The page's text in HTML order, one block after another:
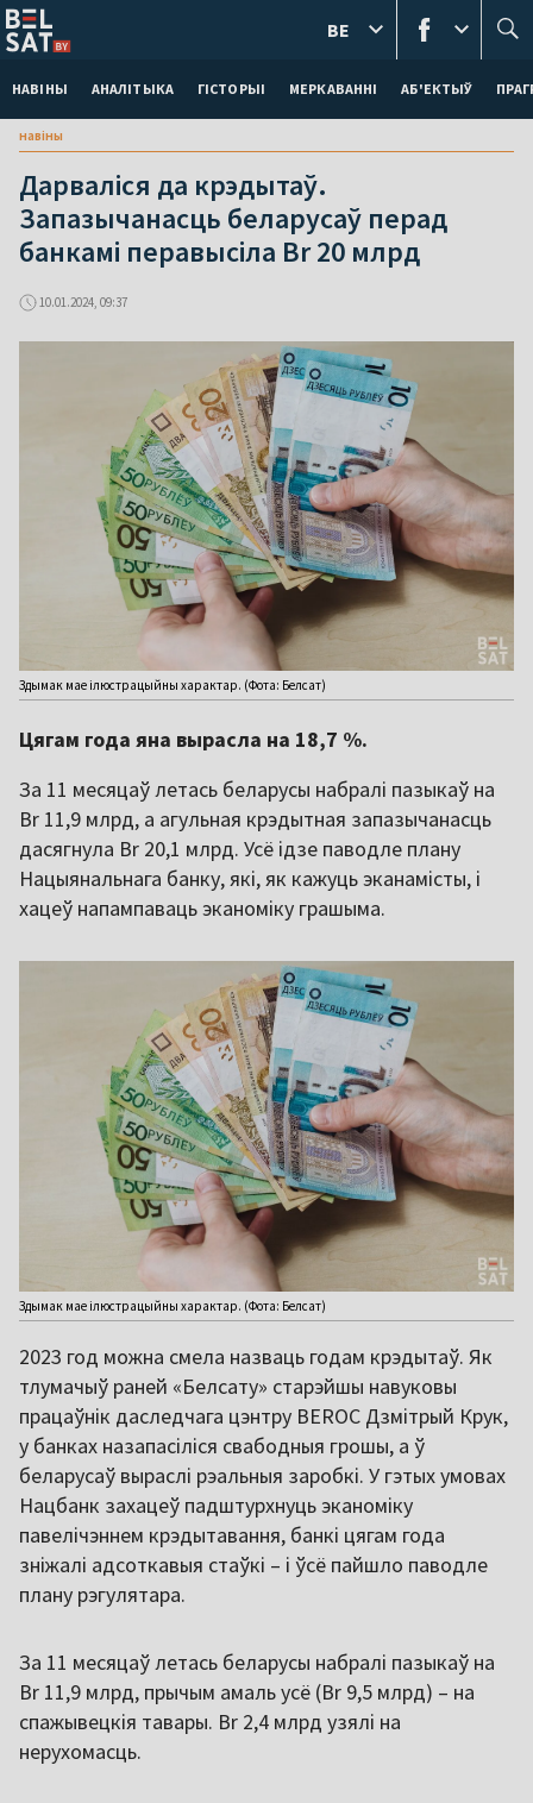
НАВІНЫ АНАЛІТЫКА ГІСТОРЫІ МЕРКАВАННI АБ'ЕКТЫЎ
BE
навіны
Дарваліся да крэдытаў.
Запазычанасць беларусаў перад
банкамі перавысіла Br 20 млрд
10.01.2024, 09:37
Здымак мае ілюстрацыйны характар. (Фота: Белсат)
Цягам года яна вырасла на 18,7 %.
За 11 месяцаў летась беларусы набралі пазыкаў на
Br 11,9 млрд, а агульная крэдытная запазычанасць
дасягнула Br 20,1 млрд. Усё ідзе паводле плану
Нацыянальнага банку, які, як кажуць эканамісты, і
хацеў напампаваць эканоміку грашыма.
Здымак мае ілюстрацыйны характар. (Фота: Белсат)
2023 год можна смела назваць годам крэдытаў. Як
тлумачыў раней «Белсату» старэйшы навуковы
працаўнік даследчага цэнтру BEROC Дзмітрый Крук,
у банках назапасіліся свабодныя грошы, а ў
беларусаў выраслі рэальныя заробкі. У гэтых умовах
Нацбанк захацеў падштурхнуць эканоміку
павелічэннем крэдытавання, банкі цягам года
зніжалі адсоткавыя стаўкі – і ўсё пайшло паводле
плану рэгулятара.
За 11 месяцаў летась беларусы набралі пазыкаў на
Br 11,9 млрд, прычым амаль усё (Br 9,5 млрд) – на
спажывецкія тавары. Br 2,4 млрд узялі на
нерухомасць.